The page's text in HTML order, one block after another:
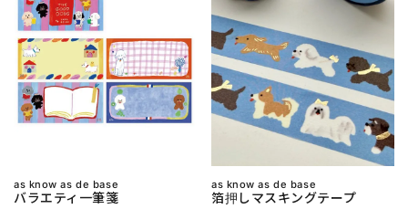
as know as de base
バラエティ一筆箋
as know as de base
箔押しマスキングテープ